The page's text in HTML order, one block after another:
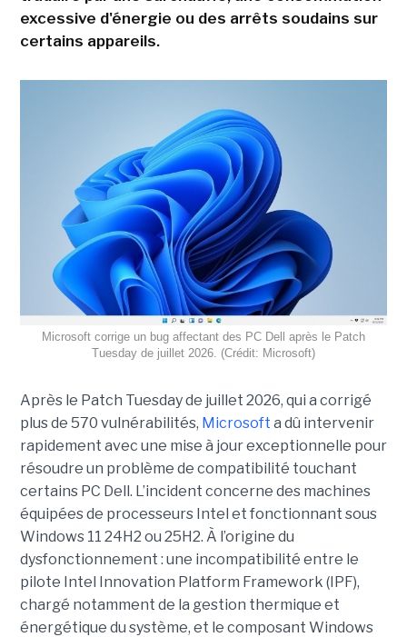
excessive d'énergie ou des arrêts soudains sur
certains appareils.
Microsoft corrige un bug affectant des PC Dell après le Patch
Tuesday de juillet 2026. (Crédit: Microsoft)
Après le Patch Tuesday de juillet 2026, qui a corrigé
plus de 570 vulnérabilités, Microsoft a dû intervenir
rapidement avec une mise à jour exceptionnelle pour
résoudre un problème de compatibilité touchant
certains PC Dell. L’incident concerne des machines
équipées de processeurs Intel et fonctionnant sous
Windows 11 24H2 ou 25H2. À l’origine du
dysfonctionnement : une incompatibilité entre le
pilote Intel Innovation Platform Framework (IPF),
chargé notamment de la gestion thermique et
énergétique du système, et le composant Windows